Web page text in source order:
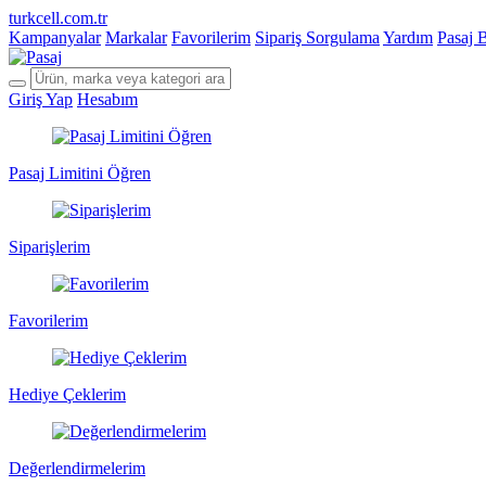
turkcell.com.tr
Kampanyalar Markalar Favorilerim Sipariş Sorgulama Yardım Pasaj
Giriş Yap Hesabım
Pasaj Limitini Öğren
Siparişlerim
Favorilerim
Hediye Çeklerim
Değerlendirmelerim